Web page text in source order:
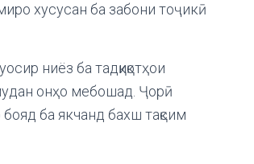
хусусан ба забони тоҷикӣ
ниёз ба тадқиқотҳои
онҳо мебошад. Ҷорӣ
ба якчанд бахш тақсим